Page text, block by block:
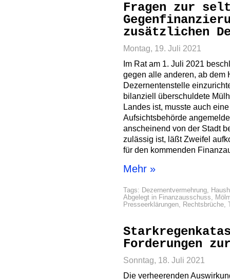
Fragen zur
zusätzlichen
Montag, 19. Juli 2021
Im Rat am 1. Juli 2021
gegen alle anderen, ab dem
Dezernentenstelle
bilanziell überschuldete
Landes ist, musste auch
Aufsichtsbehörde
anscheinend von der Stadt
zulässig ist, läßt Zweifel
für den kommenden
Mehr »
Tags: Dezernentvermehrung,
Abgelegt in Finanzausschuss,
Presseerklärungen, Rechtsbrüche,
Forderungen
Sonntag, 18. Juli 2021
Die verheerenden